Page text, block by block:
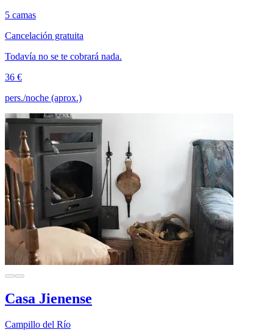
5 camas
Cancelación gratuita
Todavía no se te cobrará nada.
36 €
pers./noche (aprox.)
Casa Jienense
Campillo del Río